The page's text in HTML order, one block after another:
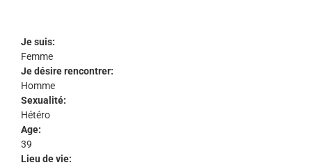
Je suis:
Femme
Je désire rencontrer:
Homme
Sexualité:
Hétéro
Age:
39
Lieu de vie: